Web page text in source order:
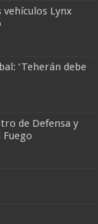
Lynx
‘Teherán debe
de Defensa y